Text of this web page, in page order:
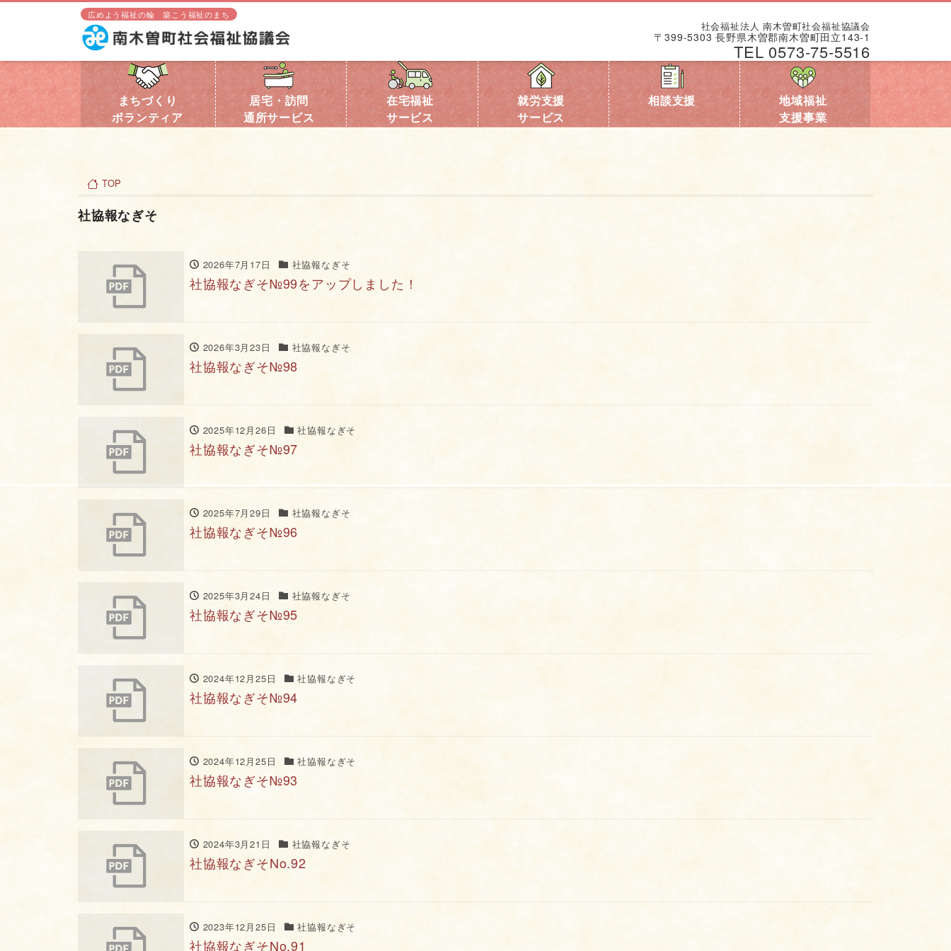
広めよう福祉の輪 築こう福祉のまち
社会福祉法人 南木曽町社会福祉協議会
〒399-5303 長野県木曽郡南木曽町田立143-1
TEL 0573-75-5516
まちづくり
ボランティア
居宅・訪問
通所サービス
在宅福祉
サービス
就労支援
サービス
相談支援
地域福祉
支援事業
TOP
社協報なぎそ
2026年7月17日 社協報なぎそ
社協報なぎそ№99をアップしました！
2026年3月23日 社協報なぎそ
社協報なぎそ№98
2025年12月26日 社協報なぎそ
社協報なぎそ№97
2025年7月29日 社協報なぎそ
社協報なぎそ№96
2025年3月24日 社協報なぎそ
社協報なぎそ№95
2024年12月25日 社協報なぎそ
社協報なぎそ№94
2024年12月25日 社協報なぎそ
社協報なぎそ№93
2024年3月21日 社協報なぎそ
社協報なぎそNo.92
2023年12月25日 社協報なぎそ
社協報なぎそNo.91